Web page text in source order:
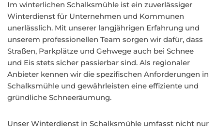
Im winterlichen Schalksmühle ist ein zuverlässiger
Winterdienst für Unternehmen und Kommunen
unerlässlich. Mit unserer langjährigen Erfahrung und
unserem professionellen Team sorgen wir dafür, dass
Straßen, Parkplätze und Gehwege auch bei Schnee
und Eis stets sicher passierbar sind. Als regionaler
Anbieter kennen wir die spezifischen Anforderungen in
Schalksmühle und gewährleisten eine effiziente und
gründliche Schneeräumung.
Unser Winterdienst in Schalksmühle umfasst nicht nur